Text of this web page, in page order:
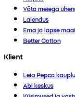
Võta meiega
Laiendus
Ema ja lapse
Better Cotton
Klient
Leia Pepco
Abi keskus